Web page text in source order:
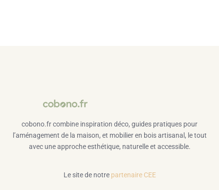
cobono.fr combine inspiration déco, guides pratiques pour
l’aménagement de la maison, et mobilier en bois artisanal, le tout
avec une approche esthétique, naturelle et accessible.
Le site de notre partenaire CEE